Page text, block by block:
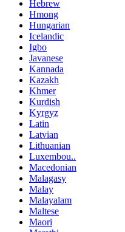
Hebrew
Hmong
Hungarian
Icelandic
Igbo
Javanese
Kannada
Kazakh
Khmer
Kurdish
Kyrgyz
Latin
Latvian
Lithuanian
Luxembou..
Macedonian
Malagasy
Malay
Malayalam
Maltese
Maori